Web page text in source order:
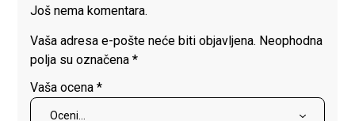
Još nema komentara.
Vaša adresa e-pošte neće biti objavljena. Neophodna
polja su označena*
Vaša ocena*